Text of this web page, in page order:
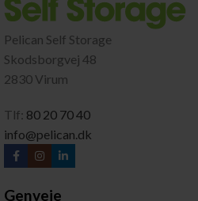
Pelican Self Storage
Skodsborgvej 48
2830 Virum
Tlf: 80 20 70 40
info@pelican.dk
Genveje